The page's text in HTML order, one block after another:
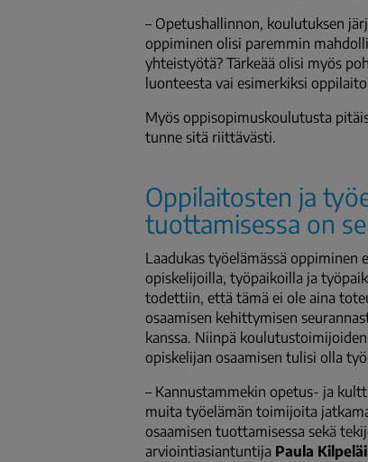
– Opetushallinnon, koulutuksen
oppiminen olisi paremmin
yhteistyötä? Tärkeää olisi myös
luonteesta vai esimerkiksi
Myös oppisopimuskoulutusta
tunne sitä riittävästi.
Oppilaitosten ja
tuottamisessa on
Laadukas työelämässä
opiskelijoilla, työpaikoilla ja
todettiin, että tämä ei ole aina
osaamisen kehittymisen
kanssa. Niinpä
opiskelijan osaamisen tulisi olla
– Kannustammekin opetus- ja
muita työelämän toimijoita
osaamisen tuottamisessa sekä
arviointiasiantuntija Paula